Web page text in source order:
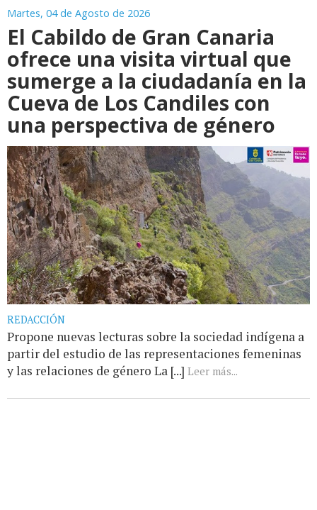
Martes, 04 de Agosto de 2026
El Cabildo de Gran Canaria
ofrece una visita virtual que
sumerge a la ciudadanía en la
Cueva de Los Candiles con
una perspectiva de género
REDACCIÓN
Propone nuevas lecturas sobre la sociedad indígena a
partir del estudio de las representaciones femeninas
y las relaciones de género La [...] Leer más...